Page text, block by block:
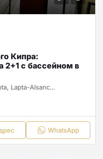
Кипра:
2+1 с бассейном в
Adatepe, Adatepe Mahallesi, Lapta, Lapta-Alsancak-Çamlıbel Belediyesi, Girne ilçesi, Kuzey Kıbrıs, 99420, Κύπρος - Kıbrıs
WhatsApp